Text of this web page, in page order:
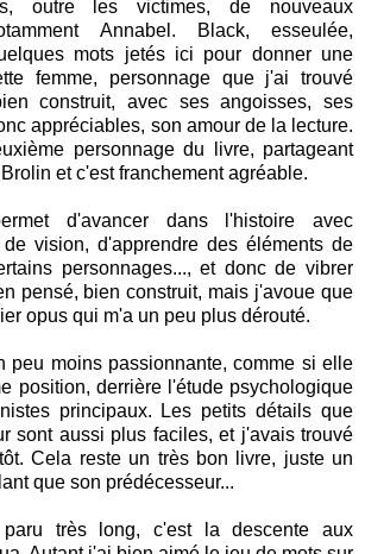
outre les victimes, de nouveaux
Annabel. Black, esseulée,
mots jetés ici pour donner une
femme, personnage que j'ai trouvé
construit, avec ses angoisses, ses
appréciables, son amour de la lecture.
personnage du livre, partageant
et c'est franchement agréable.
d'avancer dans l'histoire avec
vision, d'apprendre des éléments de
personnages..., et donc de vibrer
pensé, bien construit, mais j'avoue que
opus qui m'a un peu plus dérouté.
peu moins passionnante, comme si elle
position, derrière l'étude psychologique
principaux. Les petits détails que
sont aussi plus faciles, et j'avais trouvé
Cela reste un très bon livre, juste un
que son prédécesseur...
très long, c'est la descente aux